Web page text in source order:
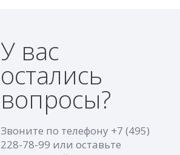
У вас
остались
вопросы?
Звоните по телефону +7 (495)
228-78-99 или оставьте